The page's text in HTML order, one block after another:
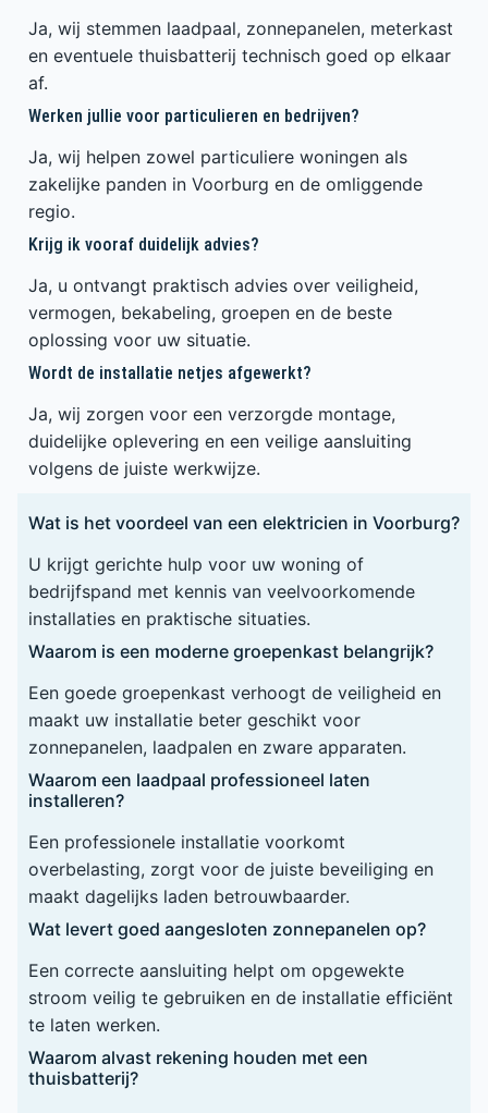
Ja, wij stemmen laadpaal, zonnepanelen, meterkast
en eventuele thuisbatterij technisch goed op elkaar
af.
Werken jullie voor particulieren en bedrijven?
Ja, wij helpen zowel particuliere woningen als
zakelijke panden in Voorburg en de omliggende
regio.
Krijg ik vooraf duidelijk advies?
Ja, u ontvangt praktisch advies over veiligheid,
vermogen, bekabeling, groepen en de beste
oplossing voor uw situatie.
Wordt de installatie netjes afgewerkt?
Ja, wij zorgen voor een verzorgde montage,
duidelijke oplevering en een veilige aansluiting
volgens de juiste werkwijze.
Wat is het voordeel van een elektricien in Voorburg?
U krijgt gerichte hulp voor uw woning of
bedrijfspand met kennis van veelvoorkomende
installaties en praktische situaties.
Waarom is een moderne groepenkast belangrijk?
Een goede groepenkast verhoogt de veiligheid en
maakt uw installatie beter geschikt voor
zonnepanelen, laadpalen en zware apparaten.
Waarom een laadpaal professioneel laten
installeren?
Een professionele installatie voorkomt
overbelasting, zorgt voor de juiste beveiliging en
maakt dagelijks laden betrouwbaarder.
Wat levert goed aangesloten zonnepanelen op?
Een correcte aansluiting helpt om opgewekte
stroom veilig te gebruiken en de installatie efficiënt
te laten werken.
Waarom alvast rekening houden met een
thuisbatterij?